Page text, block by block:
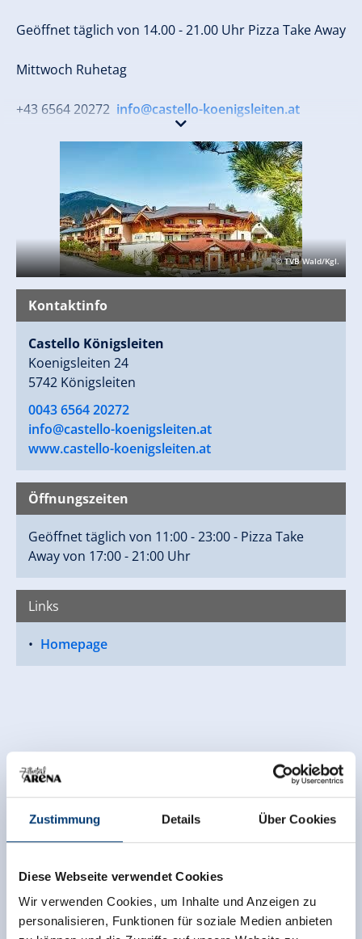
Zustimmung Details Über Cookies
Diese Webseite verwendet Cookies
Wir verwenden Cookies, um Inhalte und Anzeigen zu
personalisieren, Funktionen für soziale Medien anbieten
Geöffnet täglich von 14.00 - 21.00 Uhr Pizza Take Away
Mittwoch Ruhetag
+43 6564 20272 info@castello-koenigsleiten.at
www.castello-koenigsleiten.at
© TVB Wald/Kgl.
Kontaktinfo
Castello Königsleiten
Koenigsleiten 24
5742 Königsleiten
0043 6564 20272
info@castello-koenigsleiten.at
www.castello-koenigsleiten.at
Öffnungszeiten
Geöffnet täglich von 11:00 - 23:00 - Pizza Take
Away von 17:00 - 21:00 Uhr
Links
Homepage